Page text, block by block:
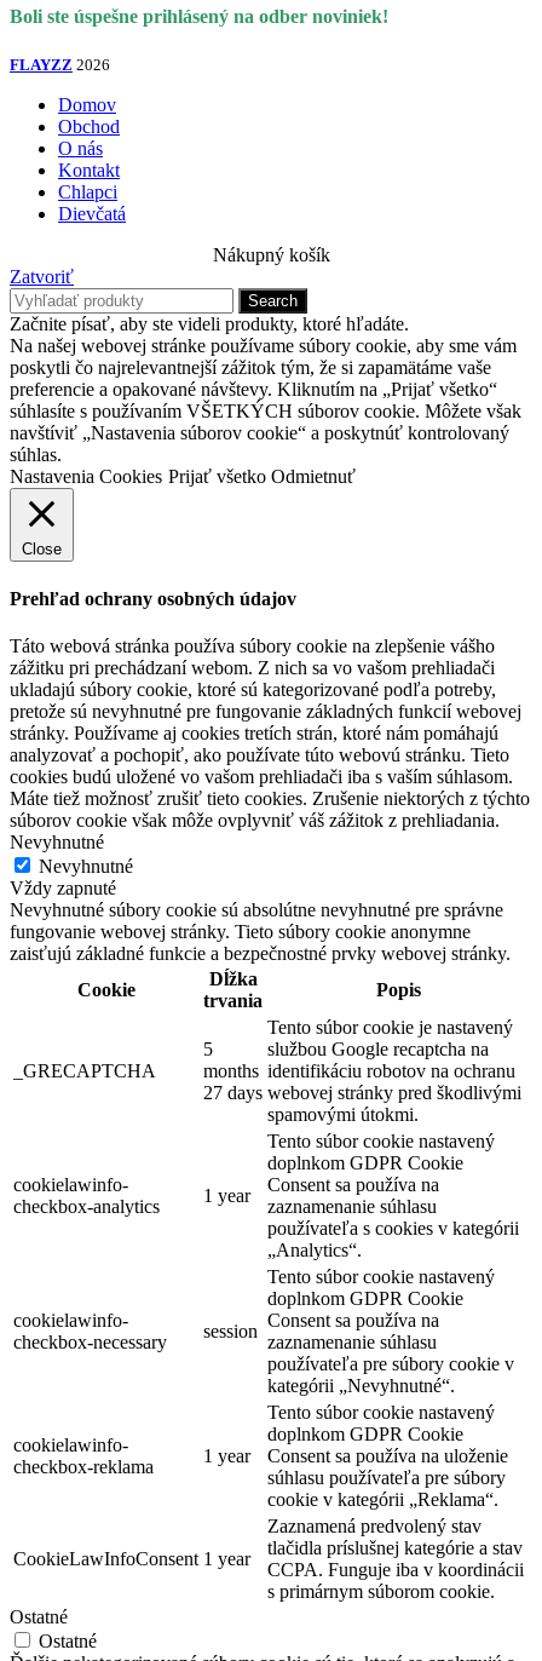
Boli ste úspešne prihlásený na odber noviniek!
FLAYZZ 2026
Domov
Obchod
O nás
Kontakt
Chlapci
Dievčatá
Nákupný košík
Zatvoriť
Search
Začnite písať, aby ste videli produkty, ktoré hľadáte.
Na našej webovej stránke používame súbory cookie, aby sme vám
poskytli čo najrelevantnejší zážitok tým, že si zapamätáme vaše
preferencie a opakované návštevy. Kliknutím na „Prijať všetko“
súhlasíte s používaním VŠETKÝCH súborov cookie. Môžete však
navštíviť „Nastavenia súborov cookie“ a poskytnúť kontrolovaný
súhlas.
Nastavenia Cookies Prijať všetko Odmietnuť
Close
Prehľad ochrany osobných údajov
Táto webová stránka používa súbory cookie na zlepšenie vášho
zážitku pri prechádzaní webom. Z nich sa vo vašom prehliadači
ukladajú súbory cookie, ktoré sú kategorizované podľa potreby,
pretože sú nevyhnutné pre fungovanie základných funkcií webovej
stránky. Používame aj cookies tretích strán, ktoré nám pomáhajú
analyzovať a pochopiť, ako používate túto webovú stránku. Tieto
cookies budú uložené vo vašom prehliadači iba s vaším súhlasom.
Máte tiež možnosť zrušiť tieto cookies. Zrušenie niektorých z týchto
súborov cookie však môže ovplyvniť váš zážitok z prehliadania.
Nevyhnutné
Nevyhnutné
Vždy zapnuté
Nevyhnutné súbory cookie sú absolútne nevyhnutné pre správne
fungovanie webovej stránky. Tieto súbory cookie anonymne
zaisťujú základné funkcie a bezpečnostné prvky webovej stránky.
Cookie
Dĺžka
trvania
Popis
_GRECAPTCHA
5
months
27 days
Tento súbor cookie je nastavený
službou Google recaptcha na
identifikáciu robotov na ochranu
webovej stránky pred škodlivými
spamovými útokmi.
cookielawinfo-
checkbox-analytics
1 year
Tento súbor cookie nastavený
doplnkom GDPR Cookie
Consent sa používa na
zaznamenanie súhlasu
používateľa s cookies v kategórii
„Analytics“.
cookielawinfo-
checkbox-necessary
session
Tento súbor cookie nastavený
doplnkom GDPR Cookie
Consent sa používa na
zaznamenanie súhlasu
používateľa pre súbory cookie v
kategórii „Nevyhnutné“.
cookielawinfo-
checkbox-reklama
1 year
Tento súbor cookie nastavený
doplnkom GDPR Cookie
Consent sa používa na uloženie
súhlasu používateľa pre súbory
cookie v kategórii „Reklama“.
CookieLawInfoConsent 1 year
Zaznamená predvolený stav
tlačidla príslušnej kategórie a stav
CCPA. Funguje iba v koordinácii
s primárnym súborom cookie.
Ostatné
Ostatné